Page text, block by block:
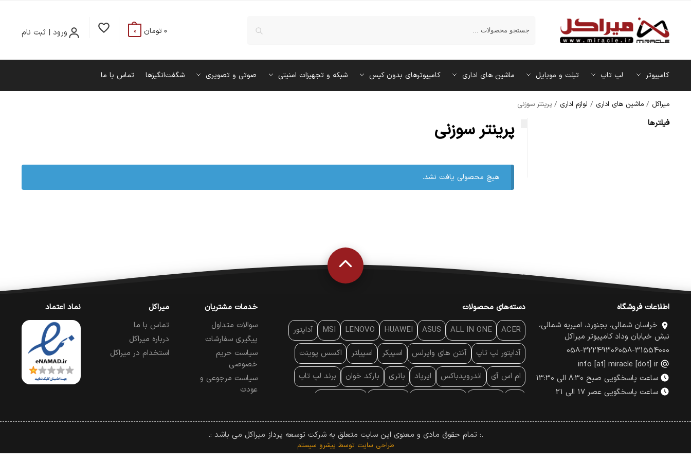
ورود | ثبت نام 0 تومان 0
کامپیوتر لپ تاپ تبلت و موبایل ماشین‌ های اداری کامپیوترهای بدون کیس شبکه و تجهیزات امنیتی صوتی و تصویری شگفت‌انگیزها تماس با ما
میراکل / ماشین‌ های اداری / لوازم اداری / پرینتر سوزنی
پرینتر سوزنی
هیچ محصولی یافت نشد.
فیلتر‌ها
اطلاعات فروشگاه
خراسان شمالی، بجنورد، امیریه شمالی،
نبش خیابان وداد کامپیوتر میراکل
058-31554000
058-32249306
info [at] miracle [dot] ir
ساعت پاسخگویی صبح 8:30 الی 13:30
ساعت پاسخگویی عصر 17 الی 21
دسته‌های محصولات
ACER
ALL IN ONE
ASUS
HUAWEI
LENOVO
MSI
آداپتور
آداپتور لپ تاپ
آنتن‌ های وایرلس اسپیکر اسپیلتر
اکسس پوینت
ام اس آی
اندرویدباکس ایرپاد باتری بارکد خوان
برند لپ تاپ
پچ کورد شبکه
پد موس پردازنده پرده نمایش
پرینتر حرارتی
تبلت و موبایل تجهیزات پسیو شبکه
خدمات مشتریان
سوالات متداول
پیگیری سفارشات
سیاست حریم
خصوصی
سیاست مرجوعی و
عودت
میراکل
تماس با ما
درباره میراکل
استخدام در میراکل
نماد اعتماد
.: تمام حقوق مادی و معنوی این سایت متعلق به شرکت توسعه پرداز میراکل می باشد :.
طراحی سایت توسط پیشرو سیستم